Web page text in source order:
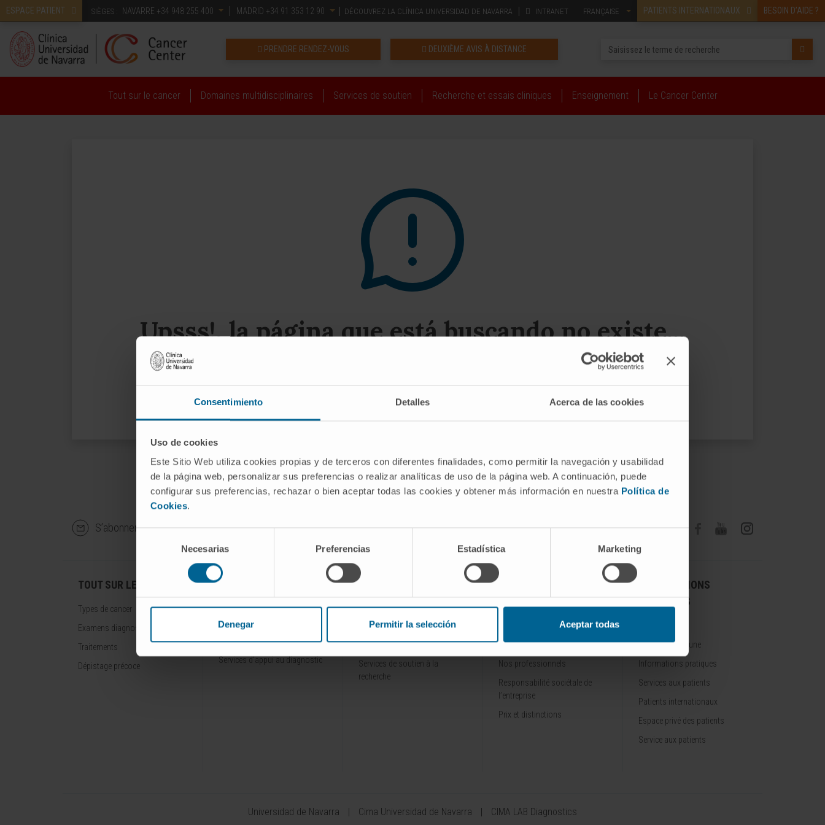
Consentimiento Detalles Acerca de las cookies
Uso de cookies
Este Sitio Web utiliza cookies propias y de terceros con diferentes finalidades, como permitir la navegación y usabilidad
de la página web, personalizar sus preferencias o realizar analíticas de uso de la página web. A continuación, puede
configurar sus preferencias, rechazar o bien aceptar todas las cookies y obtener más información en nuestra Política de
Cookies.
consentimiento
Necesarias Preferencias Estadística Marketing
Denegar Permitir la selección Aceptar todas
ESPACE PATIENT SIÈGES : NAVARRE +34 948 255 400 MADRID +34 91 353 12 90 DÉCOUVREZ LA CLÍNICA UNIVERSIDAD DE NAVARRA INTRANET PATIENTS INTERNATIONAUX BESOIN D’AIDE ?
FRANÇAISE
DEUXIÈME AVIS À DISTANCE
PRENDRE RENDEZ-VOUS
Tout sur le cancer Domaines multidisciplinaires Services de soutien Recherche et essais cliniques Enseignement Le Cancer Center
Upsss!, la página que está buscando no existe...
S’abonner à notre bulletin S’ABONNER Suivez-nous
TOUT SUR LE CANCER
Types de cancer
Examens diagnostiques
Traitements
Dépistage précoce
UNITÉS DU CANCER
Unités de soins
Services de soutien
thérapeutiques
Services d’appui au diagnostic
ENSEIGNEMENT
Domaine de recherche
Essais cliniques
Services de soutien à la
recherche
CANCER CENTER
Pourquoi un Cancer Center
Organigramme
Nos professionnels
Responsabilité sociétale de
l’entreprise
Prix et distinctions
INFORMATIONS
PRATIQUES
Site de Pampelune
Informations pratiques
Services aux patients
Patients internationaux
Espace privé des patients
Service aux patients
Universidad de Navarra Cima Universidad de Navarra CIMA LAB Diagnostics